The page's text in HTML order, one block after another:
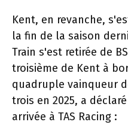
Kent, en revanche,
la fin de la saison
Train s'est retirée de
troisième de Kent à
quadruple vainqueur
trois en 2025, a
arrivée à TAS Racing :